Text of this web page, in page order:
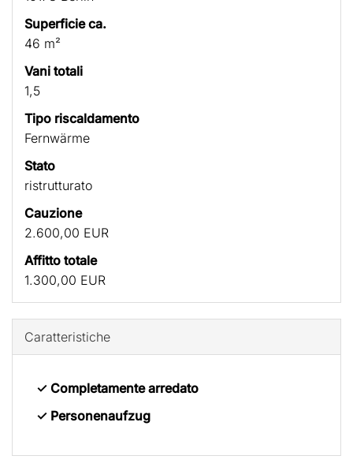
Superficie ca.
46 m²
Vani totali
1,5
Tipo riscaldamento
Fernwärme
Stato
ristrutturato
Cauzione
2.600,00 EUR
Affitto totale
1.300,00 EUR
Caratteristiche
✓ Completamente arredato
✓ Personenaufzug